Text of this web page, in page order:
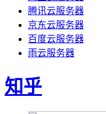
腾讯云服务器
京东云服务器
百度云服务器
雨云服务器
知乎